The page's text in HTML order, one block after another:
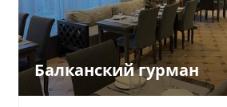
Балканский гурман